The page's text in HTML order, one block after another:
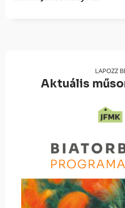
LAPOZZ
Aktuális